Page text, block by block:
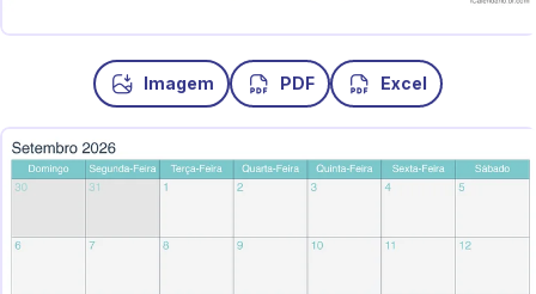
Imagem PDF Excel